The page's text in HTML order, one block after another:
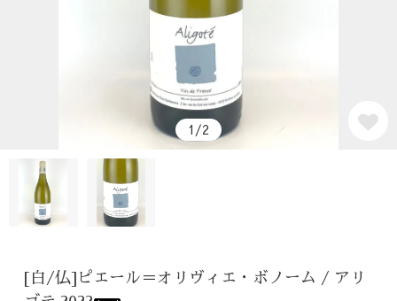
1/2
[白/仏]ピエール＝オリヴィエ・ボノーム / アリ